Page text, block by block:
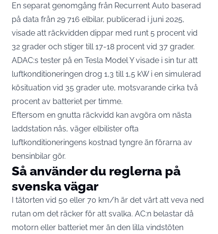
En separat genomgång från Recurrent Auto baserad
på data från 29 716 elbilar, publicerad i juni 2025,
visade att räckvidden dippar med runt 5 procent vid
32 grader och stiger till 17-18 procent vid 37 grader.
ADAC:s tester på en Tesla Model Y visade i sin tur att
luftkonditioneringen drog 1,3 till 1,5 kWi en simulerad
kösituation vid 35 grader ute, motsvarande cirka två
procent av batteriet per timme.
Eftersom en gnutta räckvidd kan avgöra om nästa
laddstation nås, väger elbilister ofta
luftkonditioneringens kostnad tyngre än förarna av
bensinbilar gör.
Så använder du reglerna på
svenska vägar
I tätorten vid 50 eller 70 km/h är det värt att veva ned
rutan om det räcker för att svalka. AC:n belastar då
motorn eller batteriet mer än den lilla vindstöten